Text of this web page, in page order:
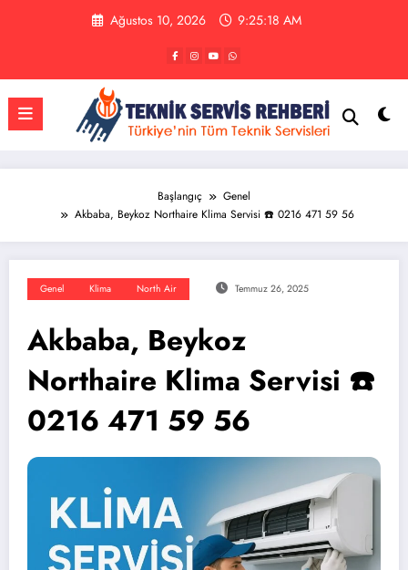
Ağustos 10, 2026 9:25:18 AM
Başlangıç
Genel
Akbaba, Beykoz Northaire Klima Servisi ☎️ 0216 471 59 56
Genel Klima North Air Temmuz 26, 2025
Akbaba, Beykoz
Northaire Klima Servisi ☎️
0216 471 59 56